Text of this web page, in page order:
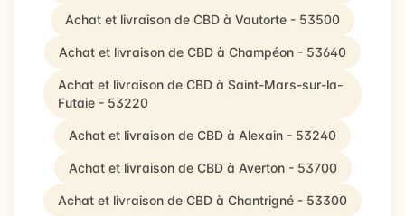
Achat et livraison de CBD à Vautorte - 53500
Achat et livraison de CBD à Champéon - 53640
Achat et livraison de CBD à Saint-Mars-sur-la-
Futaie - 53220
Achat et livraison de CBD à Alexain - 53240
Achat et livraison de CBD à Averton - 53700
Achat et livraison de CBD à Chantrigné - 53300